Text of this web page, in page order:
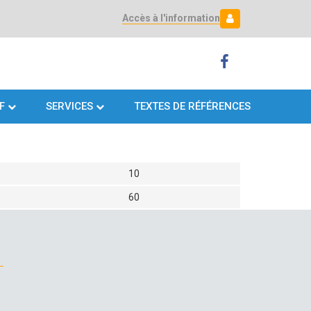
Mon
espace
Mon espace
Accès à l'information
SERVICES TEXTES DE RÉFÉRENCES
10
60